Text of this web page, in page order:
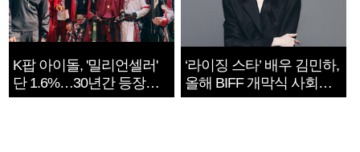
K팝 아이돌, '밀리언셀러'
단 1.6%…30년간 등장
1182개팀 전수조사
‘라이징 스타’ 배우 김민하,
올해 BIFF 개막식 사회자
확정